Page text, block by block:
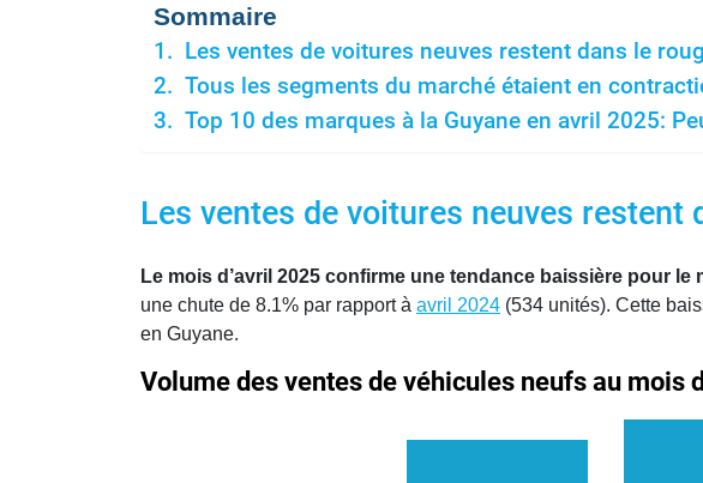
Sommaire
Les ventes de voitures neuves restent dans le
Tous les segments du marché étaient en
Top 10 des marques à la Guyane en avril 2025:
Les ventes de voitures neuves restent
Le mois d’avril 2025 confirme une tendance baissière pour
une chute de 8.1% par rapport à avril 2024 (534 unités). Cette
en Guyane.